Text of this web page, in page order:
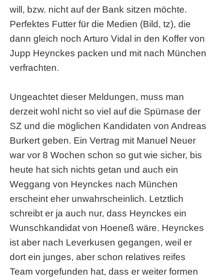
will, bzw. nicht auf der Bank sitzen möchte.
Perfektes Futter für die Medien (Bild, tz), die
dann gleich noch Arturo Vidal in den Koffer von
Jupp Heynckes packen und mit nach München
verfrachten.
Ungeachtet dieser Meldungen, muss man
derzeit wohl nicht so viel auf die Spürnase der
SZ und die möglichen Kandidaten von Andreas
Burkert geben. Ein Vertrag mit Manuel Neuer
war vor 8 Wochen schon so gut wie sicher, bis
heute hat sich nichts getan und auch ein
Weggang von Heynckes nach München
erscheint eher unwahrscheinlich. Letztlich
schreibt er ja auch nur, dass Heynckes ein
Wunschkandidat von Hoeneß wäre. Heynckes
ist aber nach Leverkusen gegangen, weil er
dort ein junges, aber schon relatives reifes
Team vorgefunden hat, dass er weiter formen